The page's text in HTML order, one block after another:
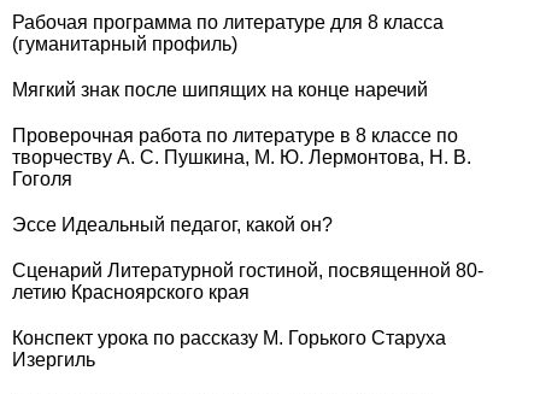
Рабочая программа по литературе для 8 класса
(гуманитарный профиль)
Мягкий знак после шипящих на конце наречий
Проверочная работа по литературе в 8 классе по
творчеству А. С. Пушкина, М. Ю. Лермонтова, Н. В.
Гоголя
Эссе Идеальный педагог, какой он?
Сценарий Литературной гостиной, посвященной 80-
летию Красноярского края
Конспект урока по рассказу М. Горького Старуха
Изергиль